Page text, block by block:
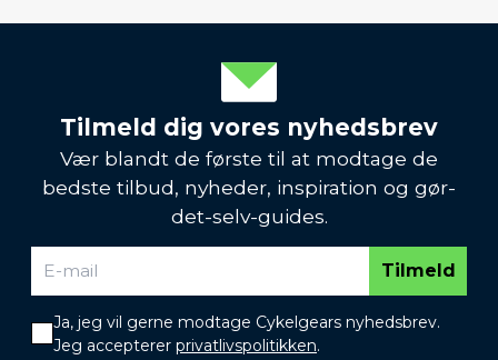
Tilmeld dig vores nyhedsbrev
Vær blandt de første til at modtage de
bedste tilbud, nyheder, inspiration og gør-
det-selv-guides.
Tilmeld
Ja, jeg vil gerne modtage Cykelgears nyhedsbrev.
Jeg accepterer privatlivspolitikken.